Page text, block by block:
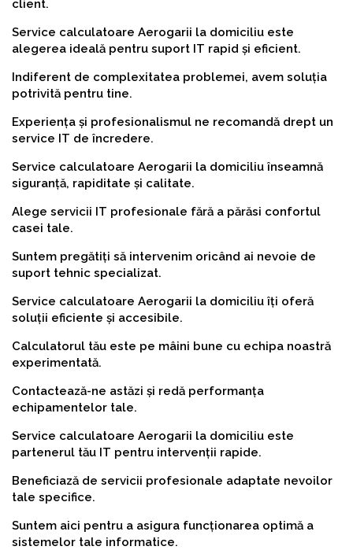
client.
Service calculatoare Aerogarii la domiciliu este
alegerea ideală pentru suport IT rapid și eficient.
Indiferent de complexitatea problemei, avem soluția
potrivită pentru tine.
Experiența și profesionalismul ne recomandă drept un
service IT de încredere.
Service calculatoare Aerogarii la domiciliu înseamnă
siguranță, rapiditate și calitate.
Alege servicii IT profesionale fără a părăsi confortul
casei tale.
Suntem pregătiți să intervenim oricând ai nevoie de
suport tehnic specializat.
Service calculatoare Aerogarii la domiciliu îți oferă
soluții eficiente și accesibile.
Calculatorul tău este pe mâini bune cu echipa noastră
experimentată.
Contactează-ne astăzi și redă performanța
echipamentelor tale.
Service calculatoare Aerogarii la domiciliu este
partenerul tău IT pentru intervenții rapide.
Beneficiază de servicii profesionale adaptate nevoilor
tale specifice.
Suntem aici pentru a asigura funcționarea optimă a
sistemelor tale informatice.